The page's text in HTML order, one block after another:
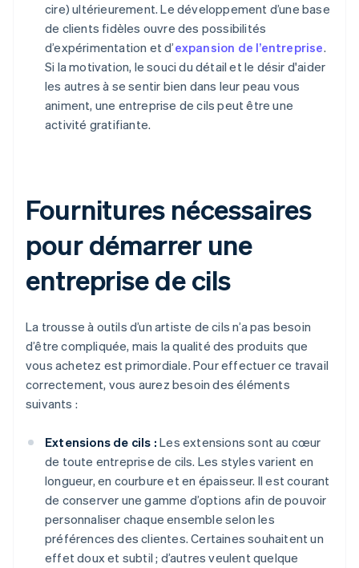
cire) ultérieurement. Le développement d’une base
de clients fidèles ouvre des possibilités
d’expérimentation et d’expansion de l’entreprise.
Si la motivation, le souci du détail et le désir d'aider
les autres à se sentir bien dans leur peau vous
animent, une entreprise de cils peut être une
activité gratifiante.
Fournitures nécessaires
pour démarrer une
entreprise de cils
La trousse à outils d’un artiste de cils n’a pas besoin
d’être compliquée, mais la qualité des produits que
vous achetez est primordiale. Pour effectuer ce travail
correctement, vous aurez besoin des éléments
suivants :
Extensions de cils : Les extensions sont au cœur
de toute entreprise de cils. Les styles varient en
longueur, en courbure et en épaisseur. Il est courant
de conserver une gamme d’options afin de pouvoir
personnaliser chaque ensemble selon les
préférences des clientes. Certaines souhaitent un
effet doux et subtil ; d’autres veulent quelque